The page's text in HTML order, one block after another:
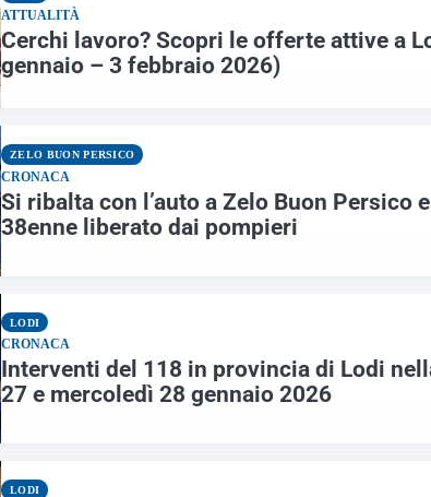
ATTUALITÀ
Cerchi lavoro? Scopri le offerte attive a
gennaio – 3 febbraio 2026)
ZELO BUON PERSICO
CRONACA
Si ribalta con l’auto a Zelo Buon Persico
38enne liberato dai pompieri
LODI
CRONACA
Interventi del 118 in provincia di Lodi
27 e mercoledì 28 gennaio 2026
LODI